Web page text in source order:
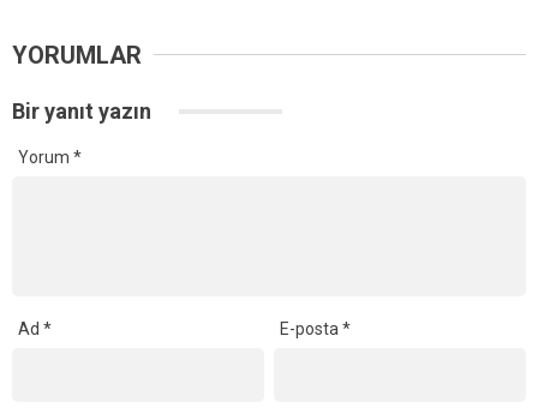
YORUMLAR
Bir yanıt yazın
Yorum *
Ad * E-posta*